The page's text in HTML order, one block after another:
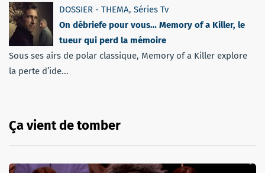
DOSSIER - THEMA, Séries Tv
On débriefe pour vous… Memory of a Killer, le
tueur qui perd la mémoire
Sous ses airs de polar classique, Memory of a Killer explore
la perte d’ide...
Ça vient de tomber